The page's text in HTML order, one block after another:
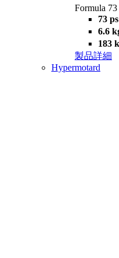
Formula 73
73 ps
6.6
183
製品詳細
Hypermotard